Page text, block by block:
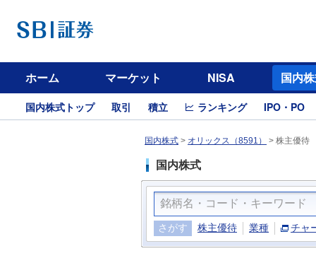
ホーム マーケット NISA 国内
国内株式トップ 取引 積立 ランキング IPO・PO
国内株式 > オリックス（8591） > 株主優待
国内株式
さがす 株主優待 業種 チャ